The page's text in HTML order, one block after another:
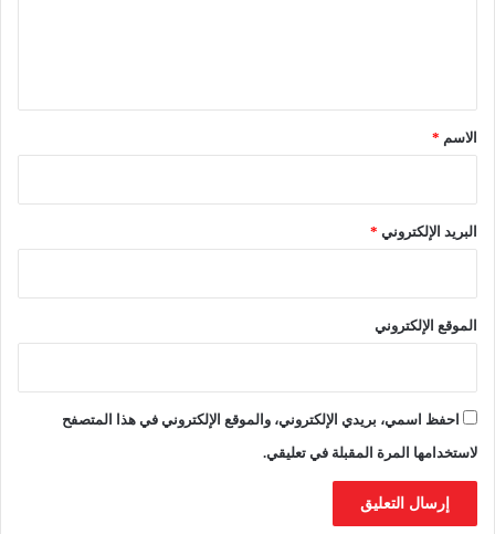
*
الاسم *
البريد الإلكتروني *
الموقع الإلكتروني
احفظ اسمي، بريدي الإلكتروني، والموقع الإلكتروني في هذا المتصفح
لاستخدامها المرة المقبلة في تعليقي.